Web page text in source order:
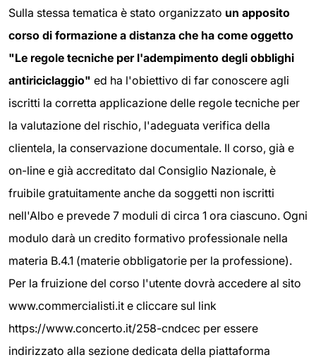
Sulla stessa tematica è stato organizzato un apposito
corso di formazione a distanza che ha come oggetto
"Le regole tecniche per l'adempimento degli obblighi
antiriciclaggio" ed ha l'obiettivo di far conoscere agli
iscritti la corretta applicazione delle regole tecniche per
la valutazione del rischio, l'adeguata verifica della
clientela, la conservazione documentale. Il corso, già e
on-line e già accreditato dal Consiglio Nazionale, è
fruibile gratuitamente anche da soggetti non iscritti
nell'Albo e prevede 7 moduli di circa 1 ora ciascuno. Ogni
modulo darà un credito formativo professionale nella
materia B.4.1 (materie obbligatorie per la professione).
Per la fruizione del corso l'utente dovrà accedere al sito
www.commercialisti.it e cliccare sul link
https://www.concerto.it/258-cndcec per essere
indirizzato alla sezione dedicata della piattaforma